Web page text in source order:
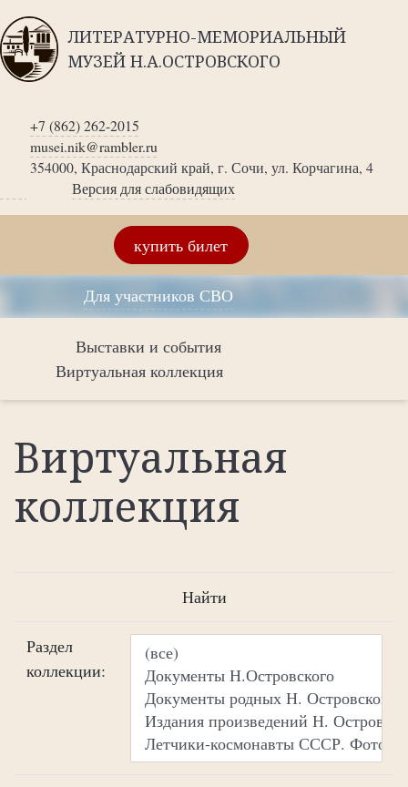
ЛИТЕРАТУРНО-МЕМОРИАЛЬНЫЙ
МУЗЕЙ Н.А.ОСТРОВСКОГО
+7 (862) 262-2015
musei.nik@rambler.ru
354000, Краснодарский край, г. Сочи, ул. Корчагина, 4
Версия для слабовидящих
купить билет
Для участников СВО
Выставки и события
Виртуальная коллекция
Виртуальная
коллекция
Найти
Раздел
коллекции: